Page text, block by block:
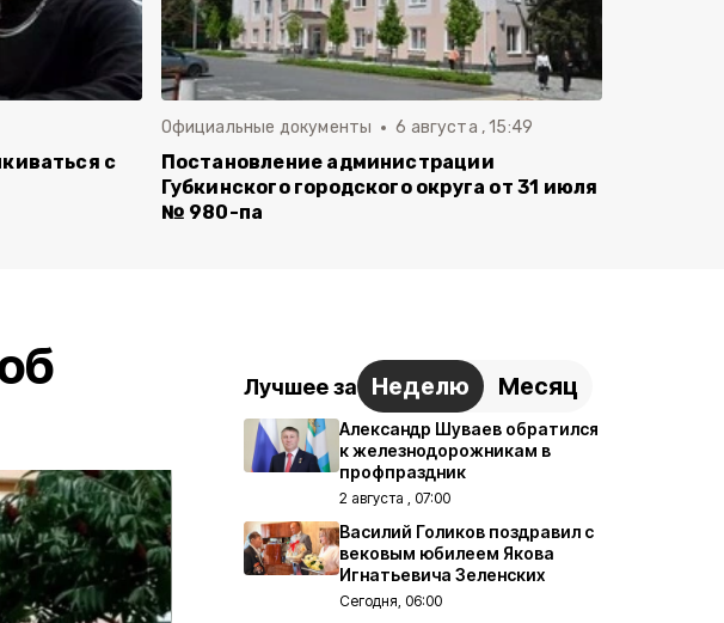
с
Официальные документы 6 августа , 15:49
Постановление администрации
Губкинского городского округа от 31 июля
№ 980-па
Лучшее за Неделю Месяц
Александр Шуваев обратился
к железнодорожникам в
профпраздник
2 августа , 07:00
Василий Голиков поздравил с
вековым юбилеем Якова
Игнатьевича Зеленских
Сегодня, 06:00